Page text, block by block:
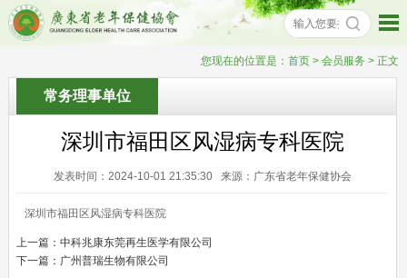
您现在的位置是：首页 > 会员服务 > 正文
常务理事单位
深圳市福田区风湿病专科医院
发表时间：2024-10-01 21:35:30 来源：广东省老年保健协会
深圳市福田区风湿病专科医院
上一篇：中科兆康东莞再生医学有限公司
下一篇： 广州普瑞生物有限公司